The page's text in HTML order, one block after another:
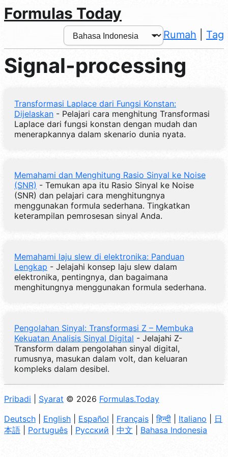
Formulas Today
Rumah Tag
Signal-processing
Transformasi Laplace dari Fungsi Konstan:
Dijelaskan - Pelajari cara menghitung Transformasi
Laplace dari fungsi konstan dengan mudah dan
menerapkannya dalam skenario dunia nyata.
Memahami dan Menghitung Rasio Sinyal ke Noise
(SNR) - Temukan apa itu Rasio Sinyal ke Noise
(SNR) dan pelajari cara menghitungnya
menggunakan formula sederhana. Tingkatkan
keterampilan pemrosesan sinyal Anda.
Memahami laju slew di elektronika: Panduan
Lengkap - Jelajahi konsep laju slew dalam
elektronika, pentingnya, dan bagaimana
menghitungnya menggunakan formula sederhana.
Pengolahan Sinyal: Transformasi Z – Membuka
Kekuatan Analisis Sinyal Digital - Jelajahi Z-
Transform dalam pengolahan sinyal digital,
rumusnya, masukan dalam volt, dan keluaran
kompleks dalam desibel.
Pribadi Syarat © 2026 Formulas.Today
Deutsch
English Español Français |हिन्दी Italiano
日
本語
Português Русский 中文 Bahasa Indonesia